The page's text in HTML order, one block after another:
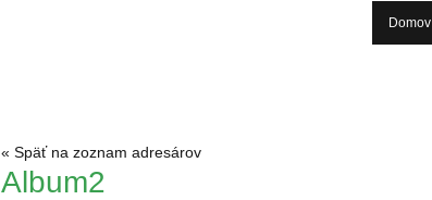
Domov
« Späť na zoznam adresárov
Album2